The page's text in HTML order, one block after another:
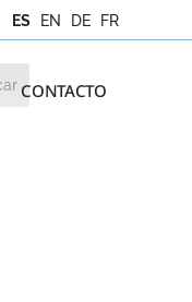
ES EN DE FR
CONTACTO